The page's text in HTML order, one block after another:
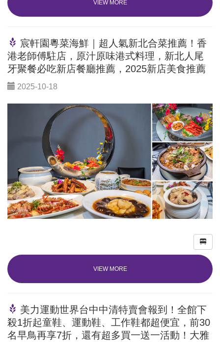
VIEW MORE
宸軒園粵菜海鮮｜超人氣新北合菜推薦！香
港老師傅駐店，原汁原味港式料理，新北人尾
牙聚餐必吃新店餐廳推薦，2025新店美食推薦
2025-10-18
VIEW MORE
美力運動世界台中中清特賣會報到！全館下
殺1折起童鞋、運動鞋、工作鞋都超便宜，前30
名早鳥再享7折，還有超多買一送一活動！大雅